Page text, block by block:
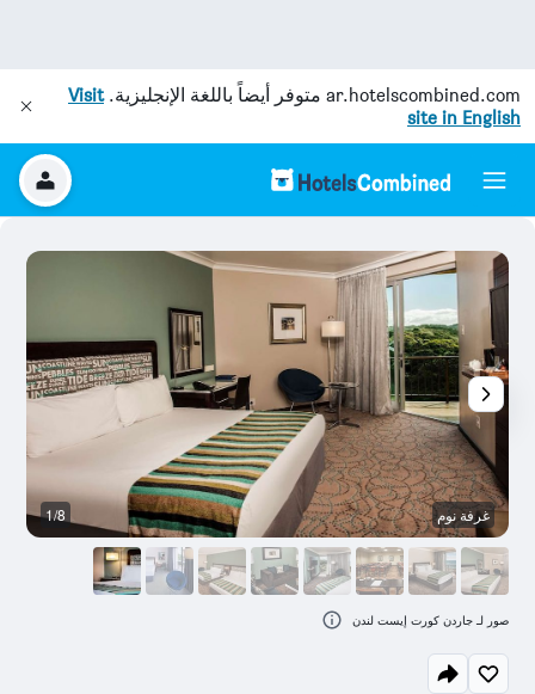
ar.hotelscombined.com متوفر أيضاً باللغة الإنجليزية.Visit
site in English
غرفة نوم 1/8
صور لـ جاردن كورت إيست لندن